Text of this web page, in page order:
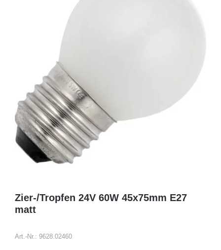
Zier-/Tropfen 24V 60W 45x75mm E27
matt
Art.-Nr.: 9628.02460